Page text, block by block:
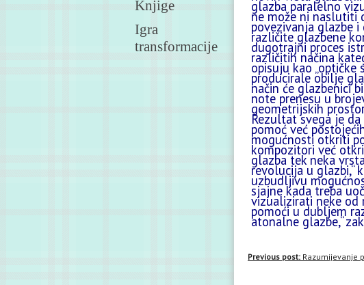
Knjige
Igra
transformacije
glazba paralelno
ne može ni naslutiti
povezivanja glazbe
različite glazbene
dugotrajni proces
različitih načina
opisuju kao
producirale obilje
način će glazbenici
note prenesu u
geometrijskih
Rezultat svega je
pomoć već
mogućnosti otkriti
kompozitori već
glazba tek neka
revolucija u glazbi,“
uzbudljivu
sjajne kada treba
vizualizirati neke od
pomoći u dubljem
atonalne glazbe,“
Previous post: Razumijevanje